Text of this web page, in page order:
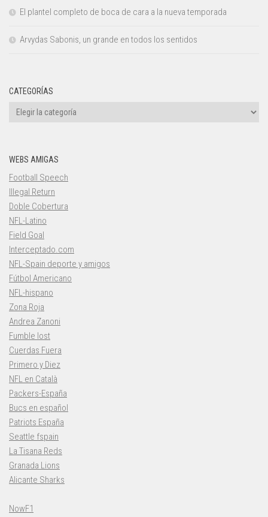
El plantel completo de boca de cara a la nueva temporada
Arvydas Sabonis, un grande en todos los sentidos
CATEGORÍAS
Categorías
WEBS AMIGAS
Football Speech
Illegal Return
Doble Cobertura
NFL-Latino
Field Goal
Interceptado.com
NFL-Spain deporte y amigos
Fútbol Americano
NFL-hispano
Zona Roja
Andrea Zanoni
Fumble lost
Cuerdas Fuera
Primero y Diez
NFL en Català
Packers-España
Bucs en español
Patriots España
Seattle fspain
La Tisana Reds
Granada Lions
Alicante Sharks
NowF1